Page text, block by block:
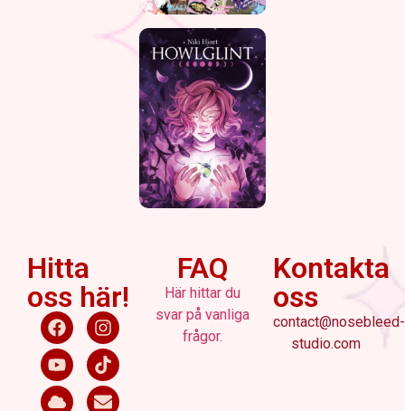
FAQ
Här hittar du
svar på vanliga
frågor.
Hitta
oss här!
Kontakta
oss
contact@nosebleed-
studio.com